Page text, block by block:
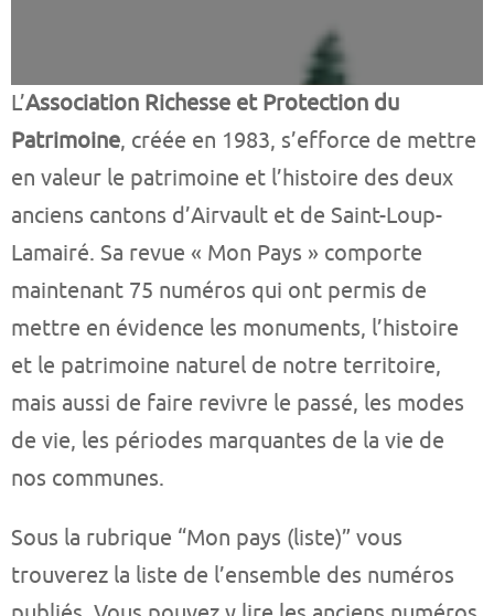
L’Association Richesse et Protection du
Patrimoine, créée en 1983, s’efforce de mettre
en valeur le patrimoine et l’histoire des deux
anciens cantons d’Airvault et de Saint-Loup-
Lamairé. Sa revue « Mon Pays » comporte
maintenant 75 numéros qui ont permis de
mettre en évidence les monuments, l’histoire
et le patrimoine naturel de notre territoire,
mais aussi de faire revivre le passé, les modes
de vie, les périodes marquantes de la vie de
nos communes.
Sous la rubrique “Mon pays (liste)” vous
trouverez la liste de l’ensemble des numéros